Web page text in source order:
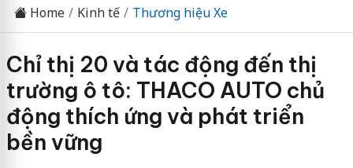
Home Kinh tế Thương hiệu Xe
Chỉ thị 20 và tác động đến thị
trường ô tô: THACO AUTO chủ
động thích ứng và phát triển
bền vững